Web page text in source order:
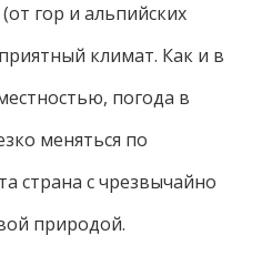
гор и альпийских
климат. Как и в
погода в
меняться по
страна с чрезвычайно
природой.